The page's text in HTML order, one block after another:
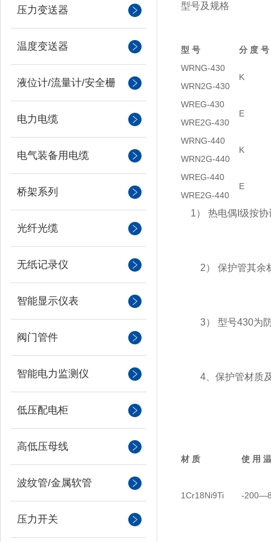
压力变送器
温度变送器
液位计/流量计/安全栅
电力电缆
电气装备用电缆
桥架系列
光纤光缆
无纸记录仪
智能显示仪表
阀门管件
智能电力监测仪
低压配电柜
高低压母线
波纹管/金属软管
压力开关
型号及规格
型 号 分 度 号
WRNG-430
WRN2G-430
K
WREG-430
WRE2G-430
E
WRNG-440
WRN2G-440
K
WREG-440
WRE2G-440
E
1） 热电偶I级按协
2） 保护管其余
3） 型号430为防
4、保护管材质
材 质 使 用
1Cr18Ni9Ti -